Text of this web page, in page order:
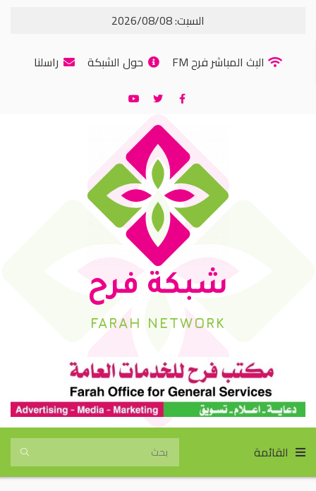
السبت: 2026/08/08
البث المباشر فرح FM
حول الشبكة راسلنا
شبكة فرح
FARAH NETWORK
القائمة